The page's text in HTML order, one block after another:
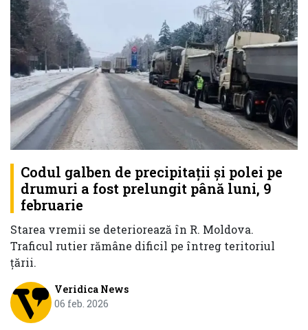
Codul galben de precipitații și polei pe
drumuri a fost prelungit până luni, 9
februarie
Starea vremii se deteriorează în R. Moldova.
Traficul rutier rămâne dificil pe întreg teritoriul
țării.
Veridica News
06 feb. 2026